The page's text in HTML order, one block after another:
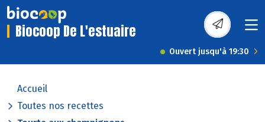
Biocoop De L'estuaire
Ouvert jusqu'à 19:30
Accueil
Toutes nos recettes